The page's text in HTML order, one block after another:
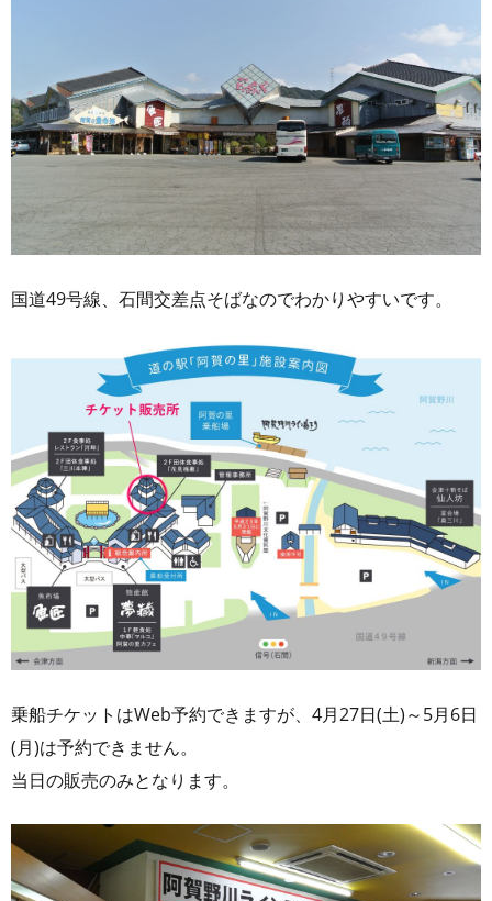
国道49号線、石間交差点そばなのでわかりやすいです。
乗船チケットはWeb予約できますが、4月27日(土)～5月6日
(月)は予約できません。
当日の販売のみとなります。